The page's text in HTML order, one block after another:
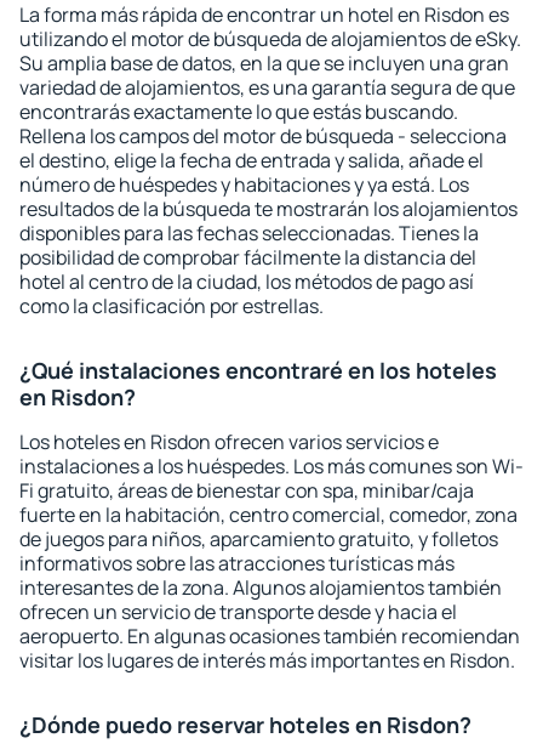
La forma más rápida de encontrar un hotel en Risdon es
utilizando el motor de búsqueda de alojamientos de eSky.
Su amplia base de datos, en la que se incluyen una gran
variedad de alojamientos, es una garantía segura de que
encontrarás exactamente lo que estás buscando.
Rellena los campos del motor de búsqueda - selecciona
el destino, elige la fecha de entrada y salida, añade el
número de huéspedes y habitaciones y ya está. Los
resultados de la búsqueda te mostrarán los alojamientos
disponibles para las fechas seleccionadas. Tienes la
posibilidad de comprobar fácilmente la distancia del
hotel al centro de la ciudad, los métodos de pago así
como la clasificación por estrellas.
¿Qué instalaciones encontraré en los hoteles
en Risdon?
Los hoteles en Risdon ofrecen varios servicios e
instalaciones a los huéspedes. Los más comunes son Wi-
Fi gratuito, áreas de bienestar con spa, minibar/caja
fuerte en la habitación, centro comercial, comedor, zona
de juegos para niños, aparcamiento gratuito, y folletos
informativos sobre las atracciones turísticas más
interesantes de la zona. Algunos alojamientos también
ofrecen un servicio de transporte desde y hacia el
aeropuerto. En algunas ocasiones también recomiendan
visitar los lugares de interés más importantes en Risdon.
¿Dónde puedo reservar hoteles en Risdon?